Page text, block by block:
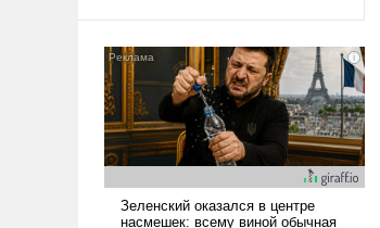
псевдонаучной фантастики,
стало всерьез обсуждаемой
идеей.